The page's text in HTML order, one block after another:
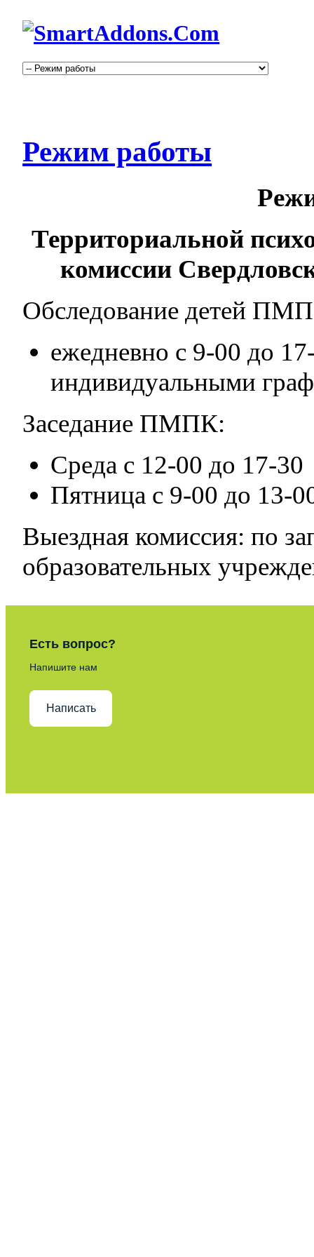
Режим работы
Территориальной
комиссии
Обследование детей
ежедневно с 9-00 до
индивидуальными
Заседание ПМПК:
Среда с 12-00 до 17-30
Пятница с 9-00 до 13-
Выездная комиссия: по
образовательных
Есть вопрос?
Напишите нам
Написать